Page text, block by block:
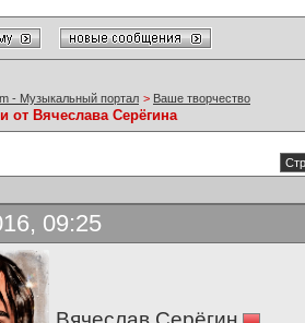
- Музыкальный портал > Ваше творчество
от Вячеслава Серёгина
09:25